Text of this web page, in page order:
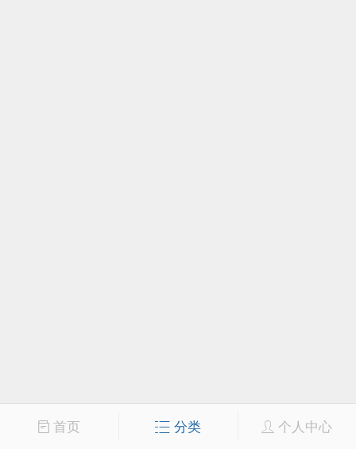
首页 分类 个人中心